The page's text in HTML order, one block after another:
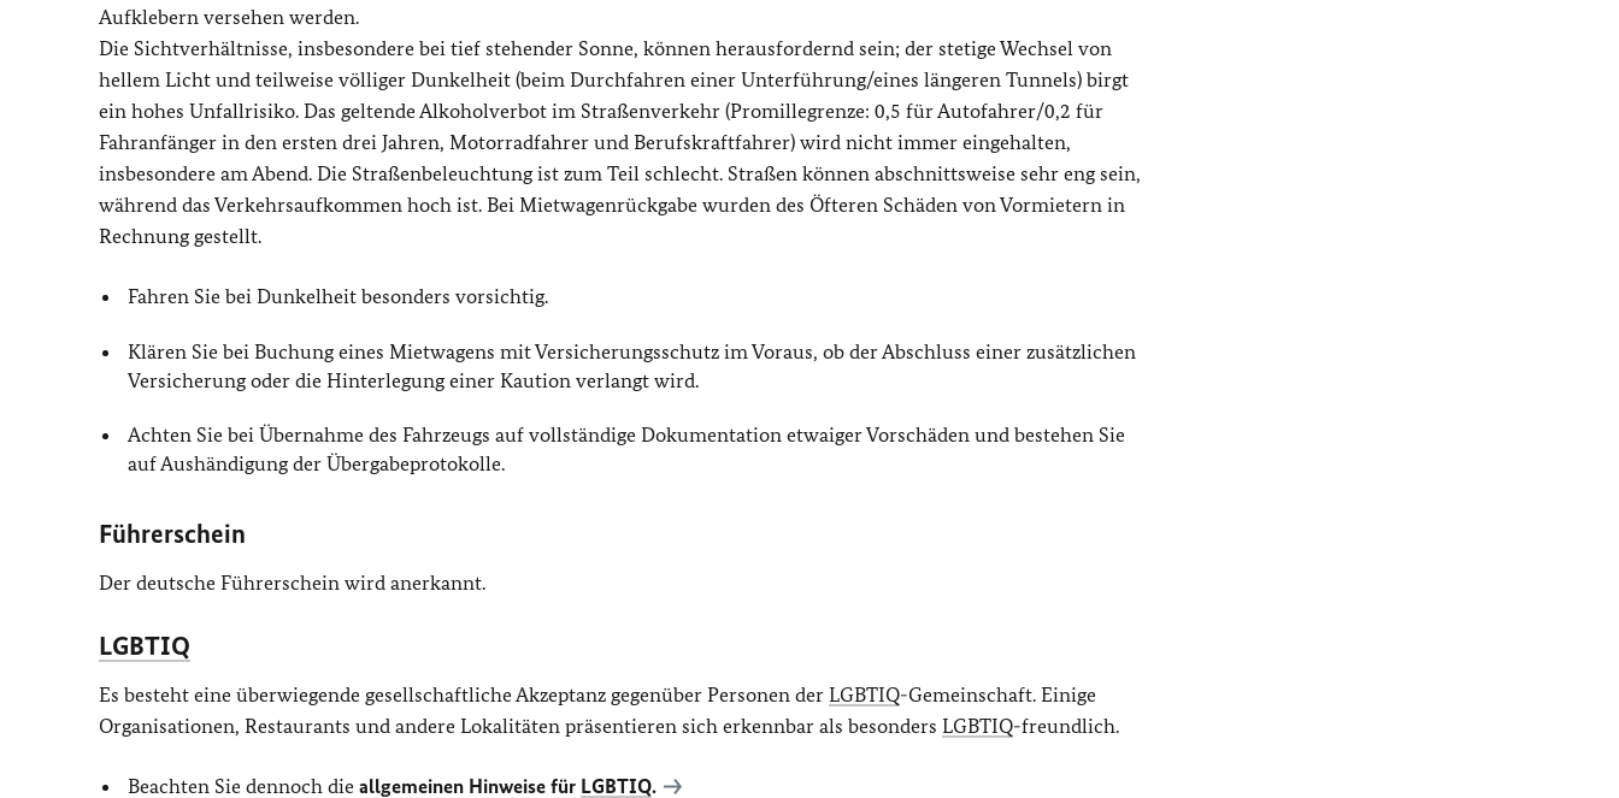
Aufklebern versehen werden.
Die Sichtverhältnisse, insbesondere bei tief stehender Sonne, können herausfordernd sein; der stetige Wechsel von
hellem Licht und teilweise völliger Dunkelheit (beim Durchfahren einer Unterführung/eines längeren Tunnels) birgt
ein hohes Unfallrisiko. Das geltende Alkoholverbot im Straßenverkehr (Promillegrenze: 0,5 für Autofahrer/0,2 für
Fahranfänger in den ersten drei Jahren, Motorradfahrer und Berufskraftfahrer) wird nicht immer eingehalten,
insbesondere am Abend. Die Straßenbeleuchtung ist zum Teil schlecht. Straßen können abschnittsweise sehr eng sein,
während das Verkehrsaufkommen hoch ist. Bei Mietwagenrückgabe wurden des Öfteren Schäden von Vormietern in
Rechnung gestellt.
Fahren Sie bei Dunkelheit besonders vorsichtig.
Klären Sie bei Buchung eines Mietwagens mit Versicherungsschutz im Voraus, ob der Abschluss einer zusätzlichen
Versicherung oder die Hinterlegung einer Kaution verlangt wird.
Achten Sie bei Übernahme des Fahrzeugs auf vollständige Dokumentation etwaiger Vorschäden und bestehen Sie
auf Aushändigung der Übergabeprotokolle.
Führerschein
Der deutsche Führerschein wird anerkannt.
LGBTIQ
Es besteht eine überwiegende gesellschaftliche Akzeptanz gegenüber Personen der LGBTIQ-Gemeinschaft. Einige
Organisationen, Restaurants und andere Lokalitäten präsentieren sich erkennbar als besonders LGBTIQ-freundlich.
Beachten Sie dennoch dieallgemeinen Hinweise für LGBTIQ.